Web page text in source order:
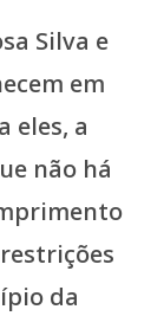
Silva e
em
eles, a
não há
da